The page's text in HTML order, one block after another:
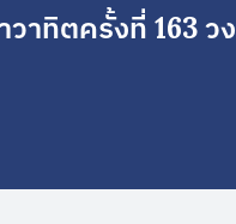
าทิตครั้งที่ 163 วง